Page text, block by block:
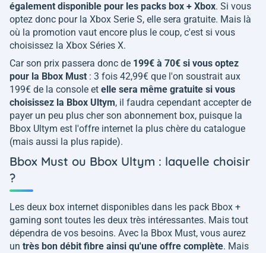
également disponible pour les packs box + Xbox. Si vous
optez donc pour la Xbox Serie S, elle sera gratuite. Mais là
où la promotion vaut encore plus le coup, c'est si vous
choisissez la Xbox Séries X.
Car son prix passera donc de 199€ à 70€ si vous optez
pour la Bbox Must : 3 fois 42,99€ que l'on soustrait aux
199€ de la console et elle sera même gratuite si vous
choisissez la Bbox Ultym, il faudra cependant accepter de
payer un peu plus cher son abonnement box, puisque la
Bbox Ultym est l'offre internet la plus chère du catalogue
(mais aussi la plus rapide).
Bbox Must ou Bbox Ultym : laquelle choisir
?
Les deux box internet disponibles dans les pack Bbox +
gaming sont toutes les deux très intéressantes. Mais tout
dépendra de vos besoins. Avec la Bbox Must, vous aurez
un très bon débit fibre ainsi qu'une offre complète. Mais